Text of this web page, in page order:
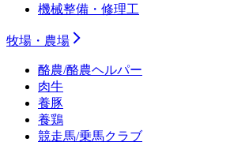
機械整備・修理工
牧場・農場
酪農/酪農ヘルパー
肉牛
養豚
養鶏
競走馬/乗馬クラブ